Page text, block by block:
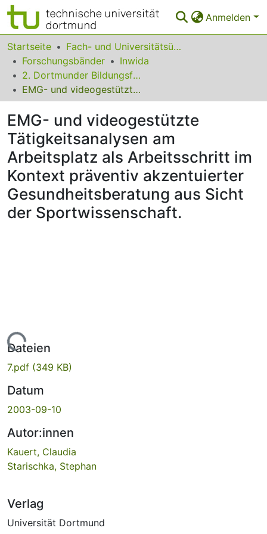
Anmelden
Bereiche & Sammlungen
Das gesamte Repositorium
Statistiken
FAQ
Leitlinien
Zurück zur Startseite
Startseite
Fach- und Universitätsübergreifendes
Forschungsbänder
Inwida
2. Dortmunder Bildungsforum
EMG- und videogestützte Tätigkeitsanalysen am Arbeitsplatz als Arbeitsschritt im Kontext präventiv akzentuierter Gesundheitsberatung aus Sicht der Sportwissenschaft.
EMG- und videogestützte
Tätigkeitsanalysen am
Arbeitsplatz als Arbeitsschritt im
Kontext präventiv akzentuierter
Gesundheitsberatung aus Sicht
der Sportwissenschaft.
Lade...
Dateien
7.pdf (349 KB)
Datum
2003-09-10
Autor:innen
Kauert, Claudia
Starischka, Stephan
Verlag
Universität Dortmund